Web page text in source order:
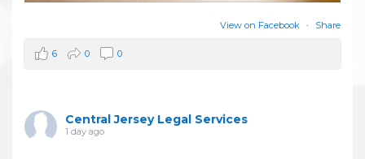
View on Facebook · Share
6 0 0
Central Jersey Legal Services
1 day ago